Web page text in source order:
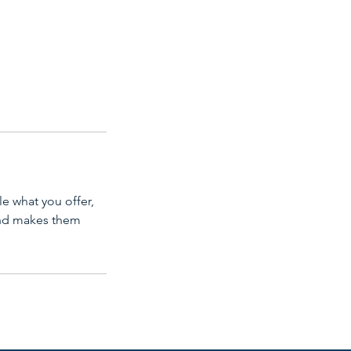
what you offer,
makes them